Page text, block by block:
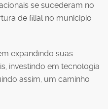
se sucederam no
de filial no municipio
expandindo suas
investindo em tecnologia
assim, um caminho